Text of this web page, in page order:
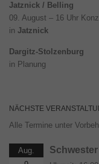
Jatznick / Belling
09. August – 16 Uhr
in Jatznick
Dargitz-Stolzenburg
in Planung
NÄCHSTE
Alle Termine unter
Aug.